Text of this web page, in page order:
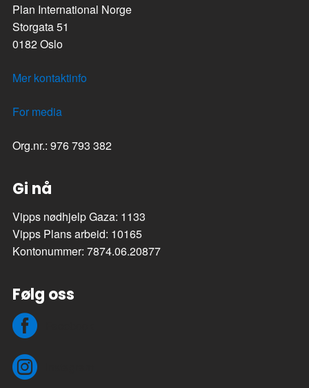
Plan International Norge
Storgata 51
0182 Oslo
Mer kontaktinfo
For media
Org.nr.: 976 793 382
Gi nå
Vipps nødhjelp Gaza: 1133
Vipps Plans arbeid: 10165
Kontonummer: 7874.06.20877
Følg oss